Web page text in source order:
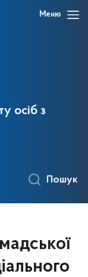
Меню
осіб з
Пошук